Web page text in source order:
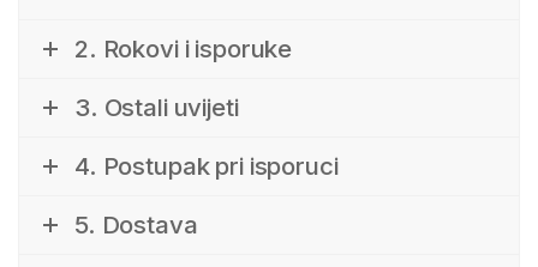
2. Rokovi i isporuke
3. Ostali uvijeti
4. Postupak pri isporuci
5. Dostava